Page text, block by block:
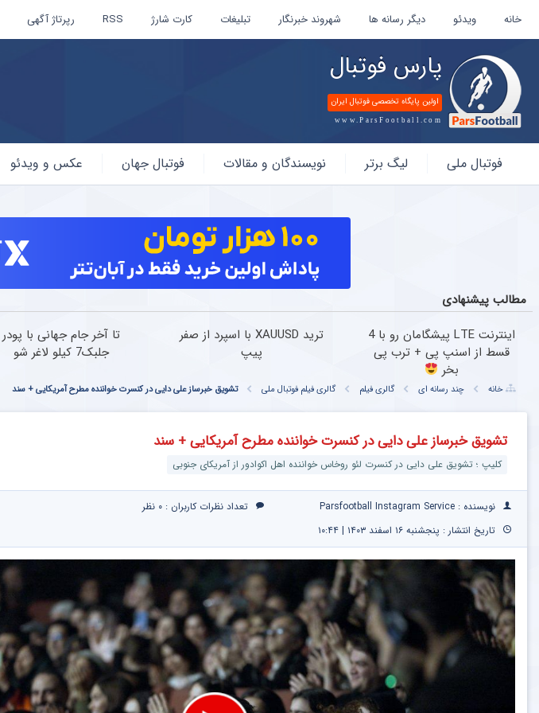
خانه ویدئو دیگر رسانه ها شهروند خبرنگار تبلیغات کارت شارژ RSS رپرتاژ آگهی
پارس فوتبال
اولین پایگاه تخصصی فوتبال ایران
www.ParsFootball.com
فوتبال
فوتبال ملی لیگ برتر نویسندگان و مقالات فوتبال جهان عکس و ویدئو
مطالب پیشنهادی
اینترنت LTE پیشگامان رو با 4
قسط از اسنپ پی + ترب پی
بخر
ترید XAUUSD با اسپرد از صفر
پیپ
تا آخر جام جهانی با پودر
جلبک7 کیلو لاغر شو
خانه چند رسانه ای گالری فیلم گالری فیلم فوتبال ملی تشویق خبرساز علی دایی در کنسرت خواننده مطرح آمریکایی + سند
تشویق خبرساز علی دایی در کنسرت خواننده مطرح آمریکایی + سند
کلیپ ؛ تشویق علی دایی در کنسرت لئو روخاس خواننده اهل اکوادور از آمریکای جنوبی
نویسنده : Parsfootball Instagram Service تعداد نظرات کاربران : ۰ نظر
تاریخ انتشار : پنجشنبه ۱۶ اسفند ۱۴۰۳ | ۱۰:۴۴